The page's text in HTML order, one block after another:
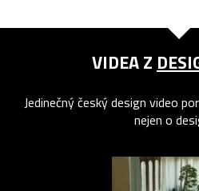
VIDEA Z
Jedinečný český design video
nejen o